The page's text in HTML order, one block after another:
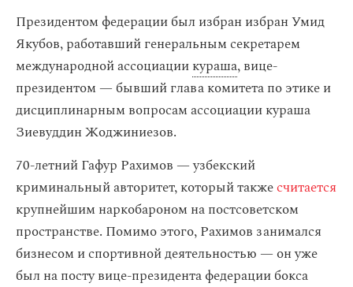
Президентом федерации был избран избран Умид
Якубов, работавший генеральным секретарем
международной ассоциациикураша, вице-
президентом — бывший глава комитета по этике и
дисциплинарным вопросам ассоциации кураша
Зиевуддин Жоджиниезов.
70-летний Гафур Рахимов — узбекский
криминальный авторитет, который такжесчитается
крупнейшим наркобароном на постсоветском
пространстве. Помимо этого, Рахимов занимался
бизнесом и спортивной деятельностью — он уже
был на посту вице-президента федерации бокса